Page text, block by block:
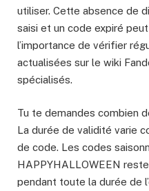
utiliser. Cette absence de
saisi et un code expiré
l’importance de vérifier
actualisées sur le wiki
spécialisés.
Tu te demandes combien
La durée de validité varie
de code. Les codes
HAPPYHALLOWEEN
pendant toute la durée de